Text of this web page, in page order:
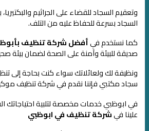
وتعقيم السجاد للقضاء على الجراثيم
السجاد بسرعة للحفاظ عليه من التلف.
كما نستخدم فيأفضل شركة تنظيف
صديقة للبيئة وآمنة على الصحةلضمان بيئة
ونظيفة لك ولعائلاتك سواء كنت بحاجة إلى
سجاد مكتبيفإننا نقدم في شركة تنظيف
في ابوظبي خدمات مخصصة لتلبية احتياجاتك
علينا فيشركة تنظيف في ابوظبي